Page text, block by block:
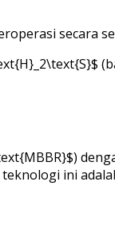
secara
ini